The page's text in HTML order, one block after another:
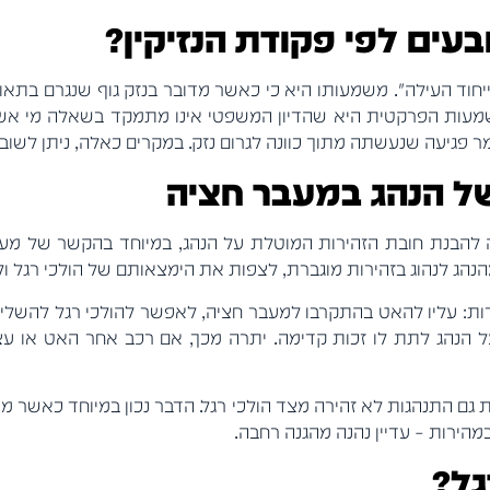
לפי פקודת הנזיקין?
העילה". משמעותו היא כי כאשר מדובר בנזק גוף שנגרם
הפרקטית היא שהדיון המשפטי אינו מתמקד בשאלה מי
שנעשתה מתוך כוונה לגרום נזק. במקרים כאלה, ניתן לשוב
הנהג במעבר חציה
להבנת חובת הזהירות המוטלת על הנהג, במיוחד בהקשר של
לנהוג בזהירות מוגברת, לצפות את הימצאותם של הולכי
עליו להאט בהתקרבו למעבר חציה, לאפשר להולכי רגל
הנהג לתת לו זכות קדימה. יתרה מכך, אם רכב אחר האט או
התנהגות לא זהירה מצד הולכי רגל. הדבר נכון במיוחד כאשר
– עדיין נהנה מהגנה רחבה.